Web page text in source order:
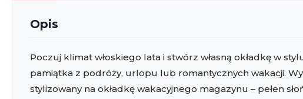
Opis
Poczuj klimat włoskiego lata i stwórz własną okładkę w
pamiątka z podróży, urlopu lub romantycznych wakacji.
stylizowany na okładkę wakacyjnego magazynu – pełen